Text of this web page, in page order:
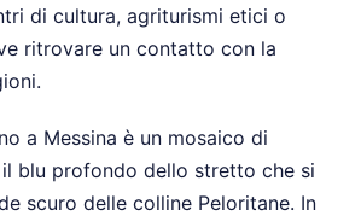
di cultura, agriturismi etici o
ritrovare un contatto con la
a Messina è un mosaico di
blu profondo dello stretto che si
scuro delle colline Peloritane. In